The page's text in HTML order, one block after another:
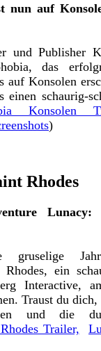
nun auf
und Publisher
das
auf Konsolen
schaurig-
Konsolen
)
Rhodes
Lunacy:
gruselige
ein
Interactive,
Traust du
und die
Trailer,